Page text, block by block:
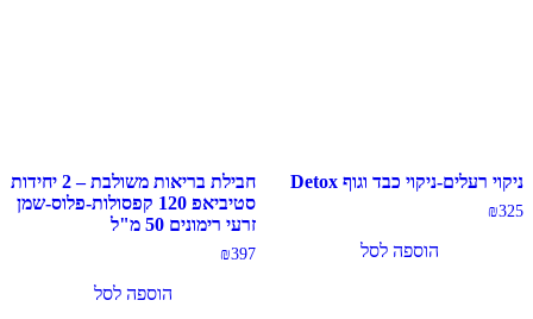
ניקוי רעלים-ניקוי כבד וגוף Detox
₪325
הוספה לסל
חבילת בריאות משולבת – 2 יחידות
סטיביאפ 120 קפסולות-פלוס-שמן
זרעי רימונים 50 מ"ל
₪397
הוספה לסל